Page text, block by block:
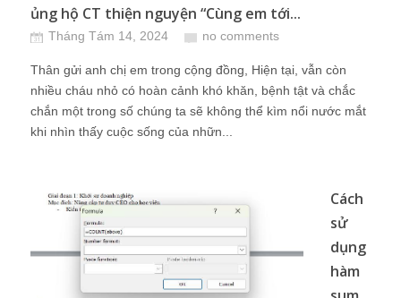
ủng hộ CT thiện nguyện “Cùng em tới...
Tháng Tám 14, 2024 no comments
Thân gửi anh chị em trong cộng đồng, Hiện tại, vẫn còn
nhiều cháu nhỏ có hoàn cảnh khó khăn, bệnh tật và chắc
chắn một trong số chúng ta sẽ không thể kìm nổi nước mắt
khi nhìn thấy cuộc sống của nhữn...
Cách
sử
dụng
hàm